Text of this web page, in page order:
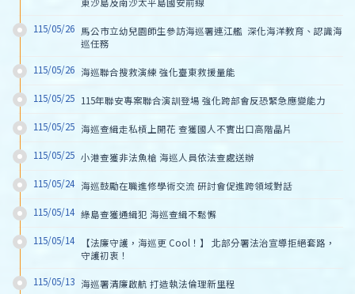
115/05/26 馬公市立幼兒園師生參訪海巡署連江艦  深化海洋教育、認識海
巡任務
115/05/26 海巡聯合搜救演練 強化臺東救援量能
115/05/25 115年聯安專案聯合演訓登場 強化跨部會反恐緊急應變能力
115/05/25 海巡查緝走私槓上開花 查獲國人不實出口高階晶片
115/05/25 小港查獲非法魚槍 海巡人員依法查處送辦
115/05/24 海巡鼓勵在職進修學術交流 研討會促進跨領域對話
115/05/14 綠島查獲通緝犯 海巡查緝不鬆懈
115/05/14
【法廉守護，海巡更 Cool！】 北部分署法治宣導拒絕套路，
守護初衷！
115/05/13 海巡署清廉啟航 打造執法倫理新里程